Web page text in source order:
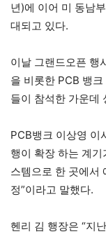
년)에 이어 미 동남
대되고 있다.
이날 그랜드오픈 행
을 비롯한 PCB 뱅
들이 참석한 가운데
PCB뱅크 이상영 이
행이 확장 하는 계기
스템으로 한 곳에서
정”이라고 말했다.
헨리 김 행장은 “지